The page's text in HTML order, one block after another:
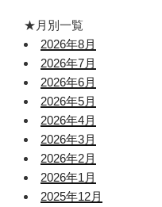
★月別一覧
2026年8月
2026年7月
2026年6月
2026年5月
2026年4月
2026年3月
2026年2月
2026年1月
2025年12月